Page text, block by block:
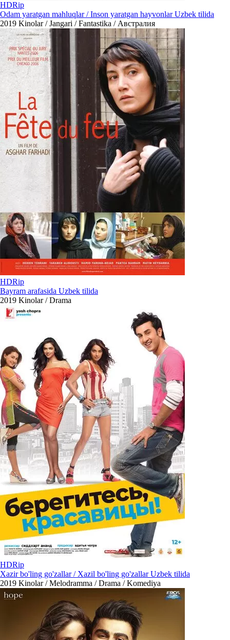
HDRip
Odam yaratgan mahluqlar / Inson yaratgan hayvonlar Uzbek tilida
2019 Kinolar / Jangari / Fantastika / Австралия
HDRip
Bayram arafasida Uzbek tilida
2019 Kinolar / Drama
HDRip
Xazir bo'ling go'zallar / Xazil bo'ling go'zallar Uzbek tilida
2019 Kinolar / Melodramma / Drama / Komediya